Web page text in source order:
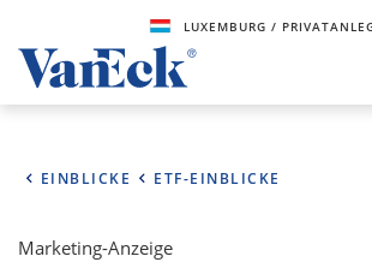
LUXEMBURG/
EINBLICKE ETF-EINBLICKE
Marketing-Anzeige